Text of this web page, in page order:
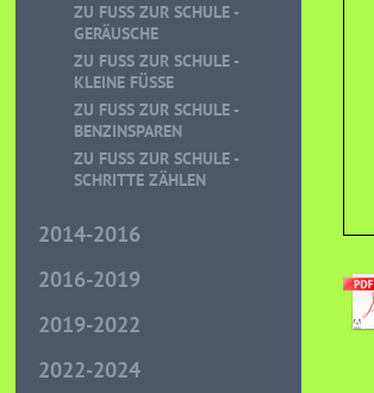
ZU FUSS ZUR SCHULE - G
ERÄUSCHE
ZU FUSS ZUR SCHULE - K
LEINE FÜSSE
ZU FUSS ZUR SCHULE - B
ENZINSPAREN
ZU FUSS ZUR SCHULE - S
CHRITTE ZÄHLEN
2014-2016
2016-2019
2019-2022
2022-2024